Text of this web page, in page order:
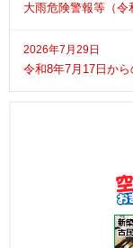
大雨危険警報等（令
2026年7月29日
令和8年7月17日から